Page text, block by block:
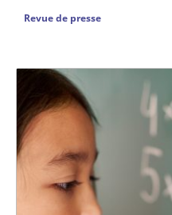
Revue de presse